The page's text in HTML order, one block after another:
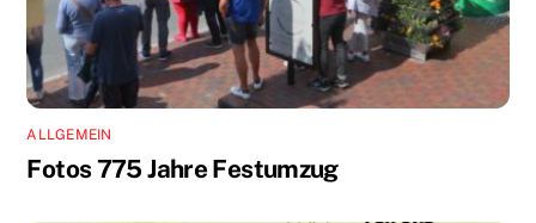
ALLGEMEIN
Fotos 775 Jahre Festumzug